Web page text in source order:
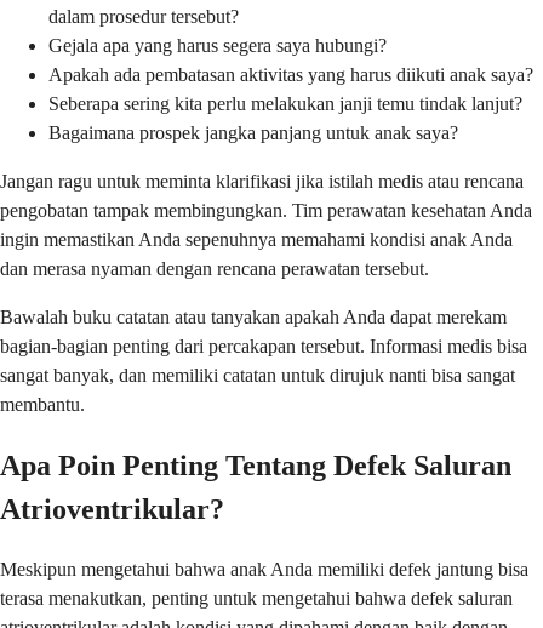
dalam prosedur tersebut?
Gejala apa yang harus segera saya hubungi?
Apakah ada pembatasan aktivitas yang harus diikuti anak saya?
Seberapa sering kita perlu melakukan janji temu tindak lanjut?
Bagaimana prospek jangka panjang untuk anak saya?
Jangan ragu untuk meminta klarifikasi jika istilah medis atau rencana
pengobatan tampak membingungkan. Tim perawatan kesehatan Anda
ingin memastikan Anda sepenuhnya memahami kondisi anak Anda
dan merasa nyaman dengan rencana perawatan tersebut.
Bawalah buku catatan atau tanyakan apakah Anda dapat merekam
bagian-bagian penting dari percakapan tersebut. Informasi medis bisa
sangat banyak, dan memiliki catatan untuk dirujuk nanti bisa sangat
membantu.
Apa Poin Penting Tentang Defek Saluran
Atrioventrikular?
Meskipun mengetahui bahwa anak Anda memiliki defek jantung bisa
terasa menakutkan, penting untuk mengetahui bahwa defek saluran